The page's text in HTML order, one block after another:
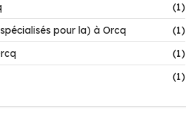
(1)
pour la) à Orcq
(1)
(1)
(1)